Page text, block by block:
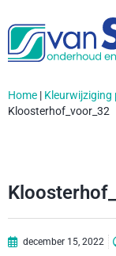
Home | Kleurwijziging
Kloosterhof_voor_32
december 15, 2022